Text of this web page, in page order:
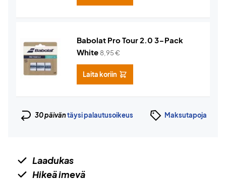
Babolat Pro Tour 2.0 3-Pack
White 8,95€
Laita koriin
30 päiväntäysi palautusoikeus Maksutapoja
Laadukas
Hikeä imevä